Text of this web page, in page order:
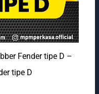
Fender tipe D –
tipe D